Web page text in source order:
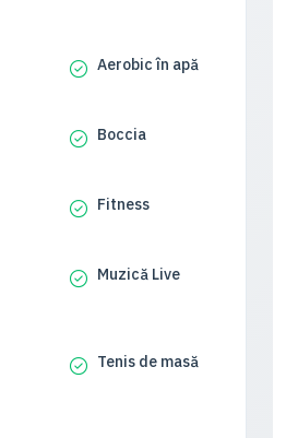
Aerobic în apă
Boccia
Fitness
Muzică Live
Tenis de masă